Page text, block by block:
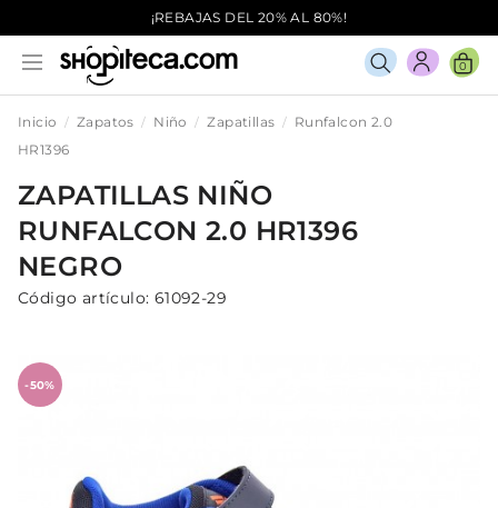
¡REBAJAS DEL 20% AL 80%!
0
Inicio Zapatos Niño Zapatillas
Runfalcon 2.0
HR1396
ZAPATILLAS NIÑO
RUNFALCON 2.0 HR1396
NEGRO
Código artículo: 61092-29
-50%